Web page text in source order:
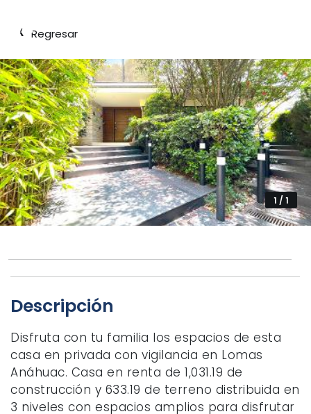
‹ Regresar
1 / 1
Descripción
Disfruta con tu familia los espacios de esta
casa en privada con vigilancia en Lomas
Anáhuac. Casa en renta de 1,031.19 de
construcción y 633.19 de terreno distribuida en
3 niveles con espacios amplios para disfrutar